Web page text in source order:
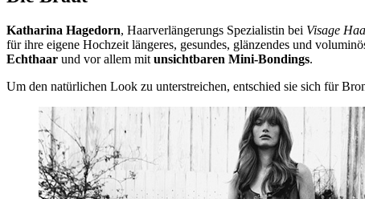
Katharina Hagedorn, Haarverlängerungs Spezialistin bei Visage
für ihre eigene Hochzeit längeres, gesundes, glänzendes und
Echthaar und vor allem mit unsichtbaren Mini-Bondings.
Um den natürlichen Look zu unterstreichen, entschied sie sich für